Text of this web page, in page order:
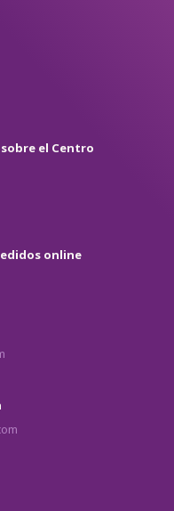
el Centro
online